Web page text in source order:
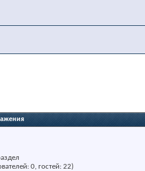
0, гостей: 22)